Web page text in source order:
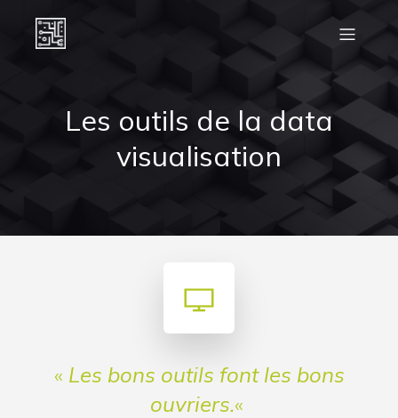
Les outils de la data
visualisation
« Les bons outils font les bons
ouvriers.«